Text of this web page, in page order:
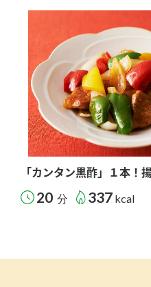
「カンタン黒酢」１本！
20 分 337 kcal